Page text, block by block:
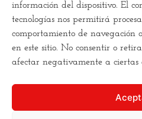
información del dispositivo. El
tecnologías nos permitirá
comportamiento de navegación
en este sitio. No consentir o
afectar negativamente a ciertas
Políticas de
Política de
Términos y
Conviertete
necesitamosromper los